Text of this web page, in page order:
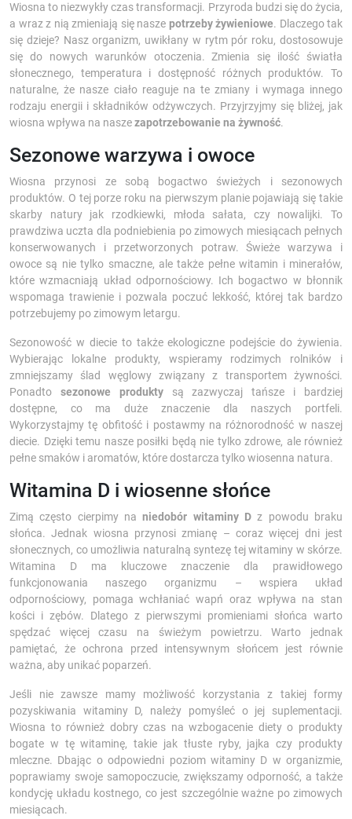
Wiosna to niezwykły czas transformacji. Przyroda budzi się do życia,
a wraz z nią zmieniają się nasze potrzeby żywieniowe. Dlaczego tak
się dzieje? Nasz organizm, uwikłany w rytm pór roku, dostosowuje
się do nowych warunków otoczenia. Zmienia się ilość światła
słonecznego, temperatura i dostępność różnych produktów. To
naturalne, że nasze ciało reaguje na te zmiany i wymaga innego
rodzaju energii i składników odżywczych. Przyjrzyjmy się bliżej, jak
wiosna wpływa na naszezapotrzebowanie na żywność.
Sezonowe warzywa i owoce
Wiosna przynosi ze sobą bogactwo świeżych i sezonowych
produktów. O tej porze roku na pierwszym planie pojawiają się takie
skarby natury jak rzodkiewki, młoda sałata, czy nowalijki. To
prawdziwa uczta dla podniebienia po zimowych miesiącach pełnych
konserwowanych i przetworzonych potraw. Świeże warzywa i
owoce są nie tylko smaczne, ale także pełne witamin i minerałów,
które wzmacniają układ odpornościowy. Ich bogactwo w błonnik
wspomaga trawienie i pozwala poczuć lekkość, której tak bardzo
potrzebujemy po zimowym letargu.
Sezonowość w diecie to także ekologiczne podejście do żywienia.
Wybierając lokalne produkty, wspieramy rodzimych rolników i
zmniejszamy ślad węglowy związany z transportem żywności.
Ponadto sezonowe produktysą zazwyczaj tańsze i bardziej
dostępne, co ma duże znaczenie dla naszych portfeli.
Wykorzystajmy tę obfitość i postawmy na różnorodność w naszej
diecie. Dzięki temu nasze posiłki będą nie tylko zdrowe, ale również
pełne smaków i aromatów, które dostarcza tylko wiosenna natura.
Witamina D i wiosenne słońce
Zimą często cierpimy naniedobór witaminy D z powodu braku
słońca. Jednak wiosna przynosi zmianę – coraz więcej dni jest
słonecznych, co umożliwia naturalną syntezę tej witaminy w skórze.
Witamina D ma kluczowe znaczenie dla prawidłowego
funkcjonowania naszego organizmu – wspiera układ
odpornościowy, pomaga wchłaniać wapń oraz wpływa na stan
kości i zębów. Dlatego z pierwszymi promieniami słońca warto
spędzać więcej czasu na świeżym powietrzu. Warto jednak
pamiętać, że ochrona przed intensywnym słońcem jest równie
ważna, aby unikać poparzeń.
Jeśli nie zawsze mamy możliwość korzystania z takiej formy
pozyskiwania witaminy D, należy pomyśleć o jej suplementacji.
Wiosna to również dobry czas na wzbogacenie diety o produkty
bogate w tę witaminę, takie jak tłuste ryby, jajka czy produkty
mleczne. Dbając o odpowiedni poziom witaminy D w organizmie,
poprawiamy swoje samopoczucie, zwiększamy odporność, a także
kondycję układu kostnego, co jest szczególnie ważne po zimowych
miesiącach.